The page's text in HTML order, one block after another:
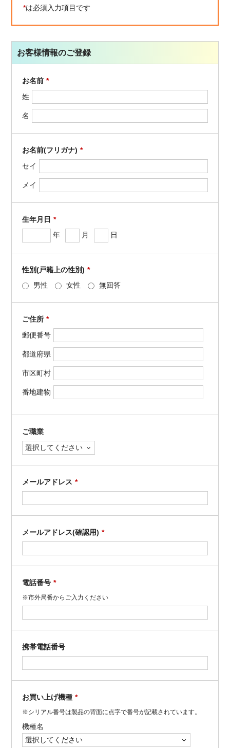
*は必須入力項目です
お客様情報のご登録
お名前 *
姓
名
お名前(フリガナ) *
セイ
メイ
生年月日 *
年
月 日
性別(戸籍上の性別) *
男性
女性 無回答
ご住所 *
郵便番号
都道府県
市区町村
番地建物
ご職業
メールアドレス *
メールアドレス(確認用) *
電話番号 *
※市外局番からご入力ください
携帯電話番号
お買い上げ機種 *
※シリアル番号は製品の背面に点字で番号が記載されています。
機種名